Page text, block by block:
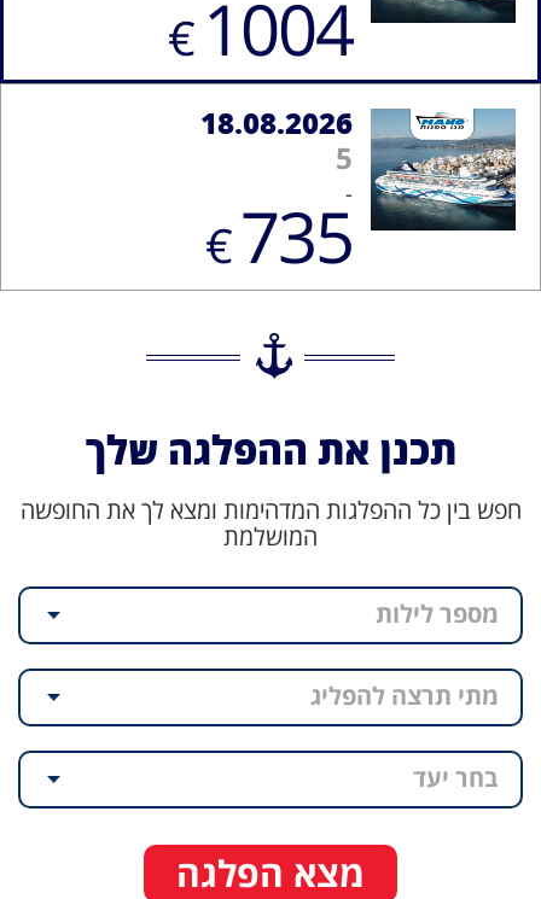
€ 1004
18.08.2026
5
-
€735
תכנן את ההפלגה שלך
חפש בין כל ההפלגות המדהימות ומצא לך את החופשה
המושלמת
מספר לילות
מתי תרצה להפליג
בחר יעד
מצא הפלגה